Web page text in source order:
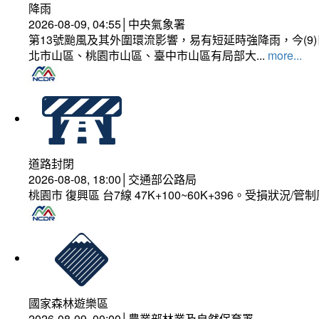
降雨
2026-08-09, 04:55│中央氣象署
第13號颱風及其外圍環流影響，易有短延時強降雨，今
北市山區、桃園市山區、臺中市山區有局部大... more...
道路封閉
2026-08-08, 18:00│交通部公路局
桃園市 復興區 台7線 47K+100~60K+396。受損狀況/管
國家森林遊樂區